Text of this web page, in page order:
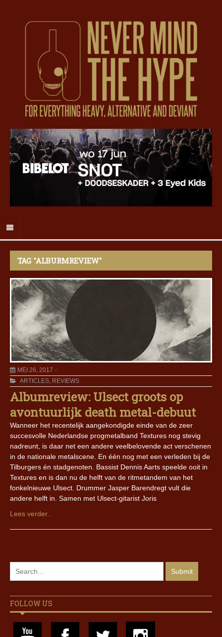
TAG "ALBURMREVIEW"
MEI 26, 2017
ARTICLES, REVIEWS
Albumreview: Ulsect groots op
avontuurlijk death metal-debuut
Wanneer het recentelijk aangekondigde einde van de zeer
succesvolle Nederlandse progmetalband Textures nog stevig
nadreunt, is daar net een andere veelbelovende act verschenen
in de nationale metalscene. En één nog met een verleden bij de
Tilburgers én stadgenoten. Bassist Dennis Aarts speelde ooit in
Textures en is dan nu de helft van de ritmetandem van het
fonkelnieuwe Ulsect. Drummer Jasper Barendregt vult die
andere helft in. Samen met Ulsect-gitarist Joris
Lees verder..
FOLLOW US